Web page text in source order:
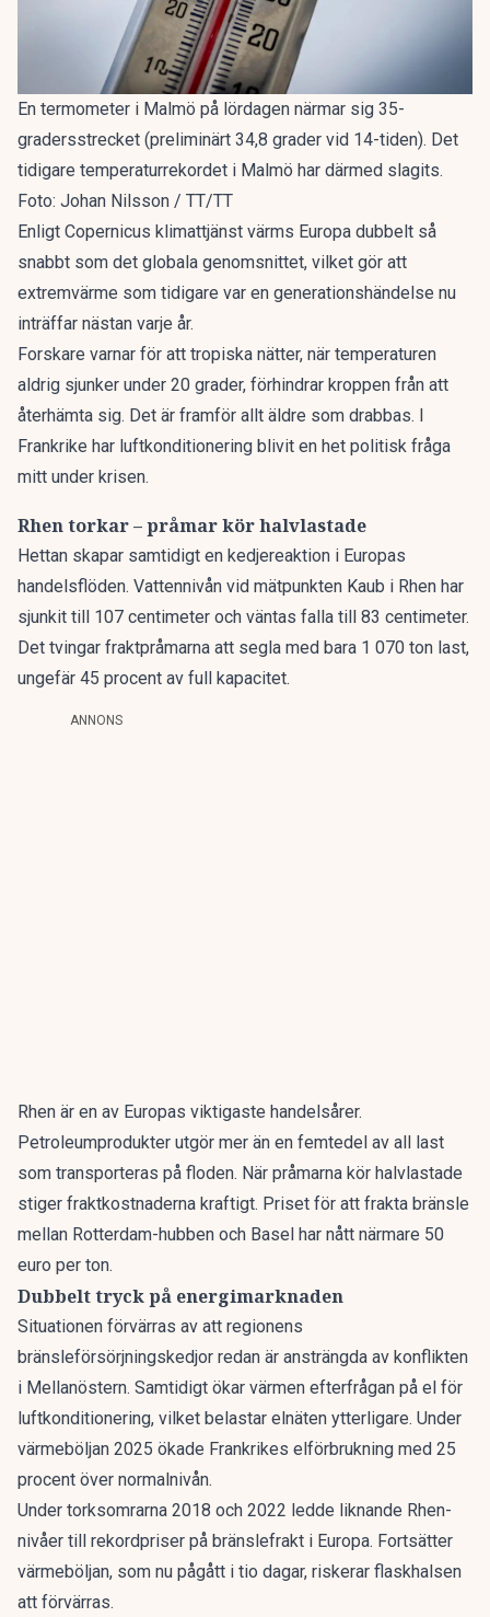
En termometer i Malmö på lördagen närmar sig 35-
gradersstrecket (preliminärt 34,8 grader vid 14-tiden). Det
tidigare temperaturrekordet i Malmö har därmed slagits.
Foto: Johan Nilsson / TT/TT
Enligt Copernicus klimattjänst värms Europa dubbelt så
snabbt som det globala genomsnittet, vilket gör att
extremvärme som tidigare var en generationshändelse nu
inträffar nästan varje år.
Forskare varnar för att tropiska nätter, när temperaturen
aldrig sjunker under 20 grader, förhindrar kroppen från att
återhämta sig. Det är framför allt äldre som drabbas. I
Frankrike har luftkonditionering blivit en het politisk fråga
mitt under krisen.
Rhen torkar – pråmar kör halvlastade
Hettan skapar samtidigt en kedjereaktion i Europas
handelsflöden. Vattennivån vid mätpunkten Kaub i Rhen har
sjunkit till 107 centimeter och väntas falla till 83 centimeter.
Det tvingar fraktpråmarna att segla med bara 1 070 ton last,
ungefär 45 procent av full kapacitet.
ANNONS
Rhen är en av Europas viktigaste handelsårer.
Petroleumprodukter utgör mer än en femtedel av all last
som transporteras på floden. När pråmarna kör halvlastade
stiger fraktkostnaderna kraftigt. Priset för att frakta bränsle
mellan Rotterdam-hubben och Basel har nått närmare 50
euro per ton.
Dubbelt tryck på energimarknaden
Situationen förvärras av att regionens
bränsleförsörjningskedjor redan är ansträngda av konflikten
i Mellanöstern. Samtidigt ökar värmen efterfrågan på el för
luftkonditionering, vilket belastar elnäten ytterligare. Under
värmeböljan 2025 ökade Frankrikes elförbrukning med 25
procent över normalnivån.
Under torksomrarna 2018 och 2022 ledde liknande Rhen-
nivåer till rekordpriser på bränslefrakt i Europa. Fortsätter
värmeböljan, som nu pågått i tio dagar, riskerar flaskhalsen
att förvärras.